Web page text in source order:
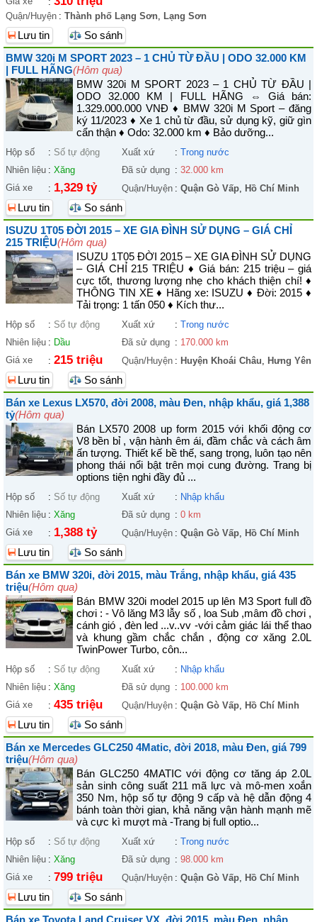
Quận/Huyện : Thành phố Lạng Sơn, Lạng Sơn
Lưu tin
So sánh
BMW 320i M SPORT 2023 – 1 CHỦ TỪ ĐẦU | ODO 32.000 KM
| FULL HÃNG(Hôm qua)
BMW 320i M SPORT 2023 – 1 CHỦ TỪ ĐẦU |
ODO 32.000 KM | FULL HÃNG ⇔ Giá bán:
1.329.000.000 VNĐ ♦ BMW 320i M Sport – đăng
ký 11/2023 ♦ Xe 1 chủ từ đầu, sử dụng kỹ, giữ gìn
cẩn thận ♦ Odo: 32.000 km ♦ Bảo dưỡng...
Hộp số : Số tự động Xuất xứ : Trong nước
Nhiên liệu : Xăng Đã sử dụng : 32.000 km
Giá xe
: 1,329 tỷ Quận/Huyện : Quận Gò Vấp, Hồ Chí Minh
Lưu tin
So sánh
ISUZU 1T05 ĐỜI 2015 – XE GIA ĐÌNH SỬ DỤNG – GIÁ CHỈ
215 TRIỆU(Hôm qua)
ISUZU 1T05 ĐỜI 2015 – XE GIA ĐÌNH SỬ DỤNG
– GIÁ CHỈ 215 TRIỆU ♦ Giá bán: 215 triệu – giá
cực tốt, thương lượng nhẹ cho khách thiện chí! ♦
THÔNG TIN XE ♦ Hãng xe: ISUZU ♦ Đời: 2015 ♦
Tải trọng: 1 tấn 050 ♦ Kích thư...
Hộp số : Số tự động Xuất xứ : Trong nước
Nhiên liệu : Dầu Đã sử dụng : 170.000 km
Giá xe
: 215 triệu Quận/Huyện : Huyện Khoái Châu, Hưng Yên
Lưu tin
So sánh
Bán xe Lexus LX570, đời 2008, màu Đen, nhập khẩu, giá 1,388
tỷ(Hôm qua)
Bán LX570 2008 up form 2015 với khối động cơ
V8 bền bỉ , vận hành êm ái, đầm chắc và cách âm
ấn tượng. Thiết kế bề thế, sang trọng, luôn tạo nên
phong thái nổi bật trên mọi cung đường. Trang bị
options tiện nghi đầy đủ ...
Hộp số : Số tự động Xuất xứ : Nhập khẩu
Nhiên liệu : Xăng Đã sử dụng : 0 km
Giá xe
: 1,388 tỷ Quận/Huyện : Quận Gò Vấp, Hồ Chí Minh
Lưu tin
So sánh
Bán xe BMW 320i, đời 2015, màu Trắng, nhập khẩu, giá 435
triệu(Hôm qua)
Bán BMW 320i model 2015 up lên M3 Sport full đồ
chơi : - Vô lăng M3 lẫy số , loa Sub ,mâm đồ chơi ,
cánh gió , đèn led ...v..vv -với cảm giác lái thể thao
và khung gầm chắc chắn , động cơ xăng 2.0L
TwinPower Turbo, côn...
Hộp số : Số tự động Xuất xứ : Nhập khẩu
Nhiên liệu : Xăng Đã sử dụng : 100.000 km
Giá xe
: 435 triệu Quận/Huyện : Quận Gò Vấp, Hồ Chí Minh
Lưu tin
So sánh
Bán xe Mercedes GLC250 4Matic, đời 2018, màu Đen, giá 799
triệu(Hôm qua)
Bán GLC250 4MATIC với động cơ tăng áp 2.0L
sản sinh công suất 211 mã lực và mô-men xoắn
350 Nm, hộp số tự động 9 cấp và hệ dẫn động 4
bánh toàn thời gian, khả năng vận hành mạnh mẽ
và cực kì mượt mà -Trang bị full optio...
Hộp số : Số tự động Xuất xứ : Trong nước
Nhiên liệu : Xăng Đã sử dụng : 98.000 km
Giá xe
: 799 triệu Quận/Huyện : Quận Gò Vấp, Hồ Chí Minh
Lưu tin
So sánh
Bán xe Toyota Land Cruiser VX, đời 2015, màu Đen, nhập